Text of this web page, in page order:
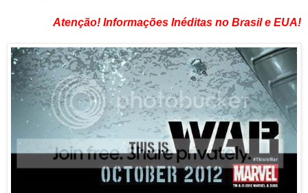
Atenção! Informações Inéditas no Brasil e EUA!